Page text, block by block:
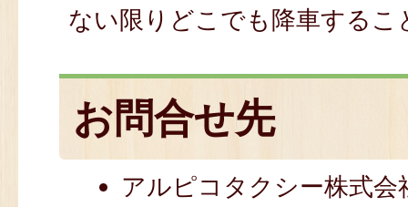
ない限りどこでも降車するこ
お問合せ先
アルピコタクシー株式会